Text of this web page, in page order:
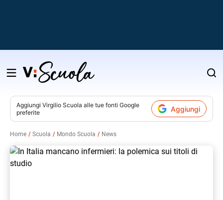
Salta
contenuto
Aggiungi Virgilio Scuola alle tue fonti Google
preferite
Aggiungi
Home Scuola Mondo Scuola News